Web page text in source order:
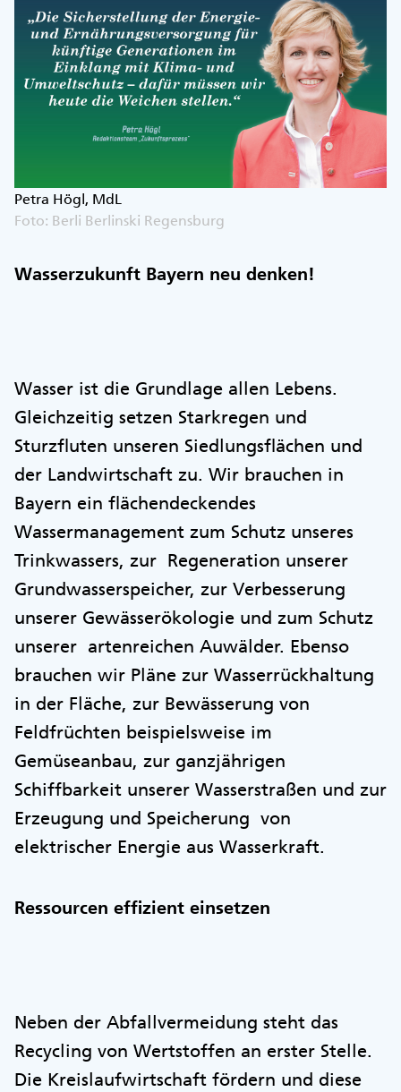
Petra Högl, MdL
Foto: Berli Berlinski Regensburg
Wasserzukunft Bayern neu denken!
Wasser ist die Grundlage allen Lebens.
Gleichzeitig setzen Starkregen und
Sturzfluten unseren Siedlungsflächen und
der Landwirtschaft zu. Wir brauchen in
Bayern ein flächendeckendes
Wassermanagement zum Schutz unseres
Trinkwassers, zur Regeneration unserer
Grundwasserspeicher, zur Verbesserung
unserer Gewässerökologie und zum Schutz
unserer artenreichen Auwälder. Ebenso
brauchen wir Pläne zur Wasserrückhaltung
in der Fläche, zur Bewässerung von
Feldfrüchten beispielsweise im
Gemüseanbau, zur ganzjährigen
Schiffbarkeit unserer Wasserstraßen und zur
Erzeugung und Speicherung von
elektrischer Energie aus Wasserkraft.
Ressourcen effizient einsetzen
Neben der Abfallvermeidung steht das
Recycling von Wertstoffen an erster Stelle.
Die Kreislaufwirtschaft fördern und diese